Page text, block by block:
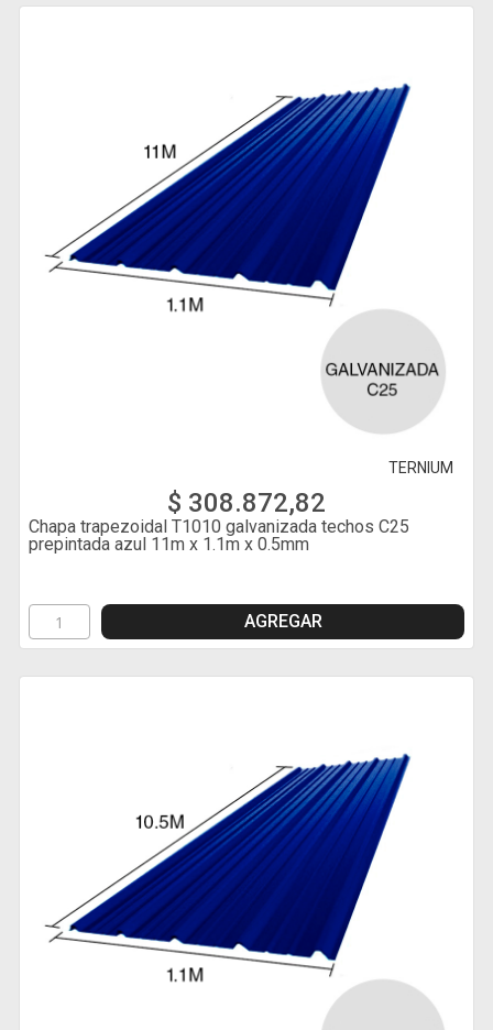
TERNIUM
$ 308.872,82
Chapa trapezoidal T1010 galvanizada techos C25
prepintada azul 11m x 1.1m x 0.5mm
AGREGAR